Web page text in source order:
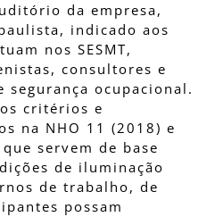
da empresa,
indicado aos
nos SESMT,
consultores e
segurança ocupacional.
critérios e
na NHO 11 (2018) e
servem de base
de iluminação
de trabalho, de
possam